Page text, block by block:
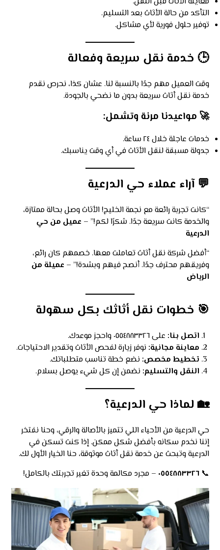
التأكد من حالة الأثاث بعد التسليم.
توفير حلول فورية لأي مشاكل.
🕒 خدمة نقل سريعة وفعالة
وقت العميل مهم جدًا بالنسبة لنا. عشان كذا، نحرص نقدم
خدمة نقل أثاث سريعة بدون ما نضحي بالجودة.
🚀 مواعيدنا مرنة وتشمل:
خدمات عاجلة خلال ٢٤ ساعة.
جدولة مسبقة لنقل الأثاث في أي وقت يناسبك.
💬آراء عملاء حي الدرعية
“كانت تجربة رائعة مع نجمة الخليج! الأثاث وصل بحالة ممتازة،
والخدمة كانت سريعة جدًا. شكرًا لكم!” – عميل من حي
الدرعية
“أفضل شركة نقل أثاث تعاملت معها. خصمهم كان رائع،
وفريقهم محترف جدًا. أنصح فيهم وبشدة!” – عميلة من
الرياض
🎯 خطوات نقل أثاثك بكل سهولة
اتصل بنا: على ٠٥٥٤٨٨٣٣٢٦ واحجز موعدك.
معاينة مجانية: نوفر زيارة لفحص الأثاث وتقدير الاحتياجات.
تخطيط مخصص: نضع خطة تناسب متطلباتك.
النقل والتسليم: نضمن إن كل شيء يوصل بسلام.
🏡لماذا حي الدرعية؟
حي الدرعية من الأحياء اللي تتميز بالأصالة والرقي، وحنا نفتخر
إننا نخدم سكانه بأفضل شكل ممكن. إذا كنت تسكن في
الدرعية وتبحث عن خدمة نقل أثاث موثوقة، حنا الخيار الأول لك.
📞٠٥٥٤٨٨٣٣٢٦ – مجرد مكالمة وحدة تغير تجربتك بالكامل!